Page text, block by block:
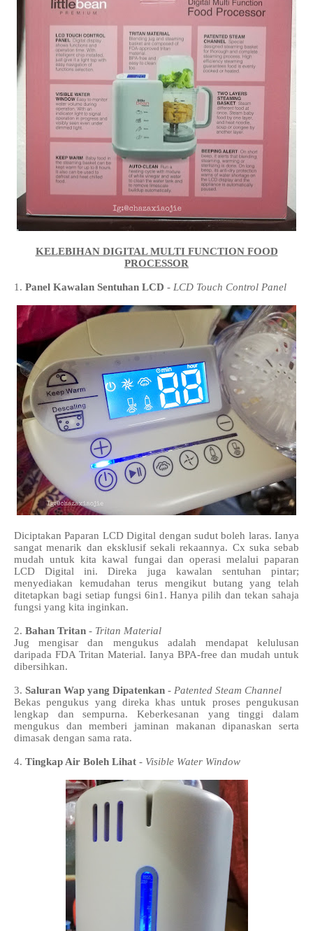
KELEBIHAN DIGITAL MULTI FUNCTION FOOD
PROCESSOR
1. Panel Kawalan Sentuhan LCD - LCD Touch Control Panel
Diciptakan Paparan LCD Digital dengan sudut boleh laras. Ianya
sangat menarik dan eksklusif sekali rekaannya. Cx suka sebab
mudah untuk kita kawal fungai dan operasi melalui paparan
LCD Digital ini. Direka juga kawalan sentuhan pintar;
menyediakan kemudahan terus mengikut butang yang telah
ditetapkan bagi setiap fungsi 6in1. Hanya pilih dan tekan sahaja
fungsi yang kita inginkan.
2. Bahan Tritan - Tritan Material
Jug mengisar dan mengukus adalah mendapat kelulusan
daripada FDA Tritan Material. Ianya BPA-free dan mudah untuk
dibersihkan.
3. Saluran Wap yang Dipatenkan - Patented Steam Channel
Bekas pengukus yang direka khas untuk proses pengukusan
lengkap dan sempurna. Keberkesanan yang tinggi dalam
mengukus dan memberi jaminan makanan dipanaskan serta
dimasak dengan sama rata.
4. Tingkap Air Boleh Lihat - Visible Water Window